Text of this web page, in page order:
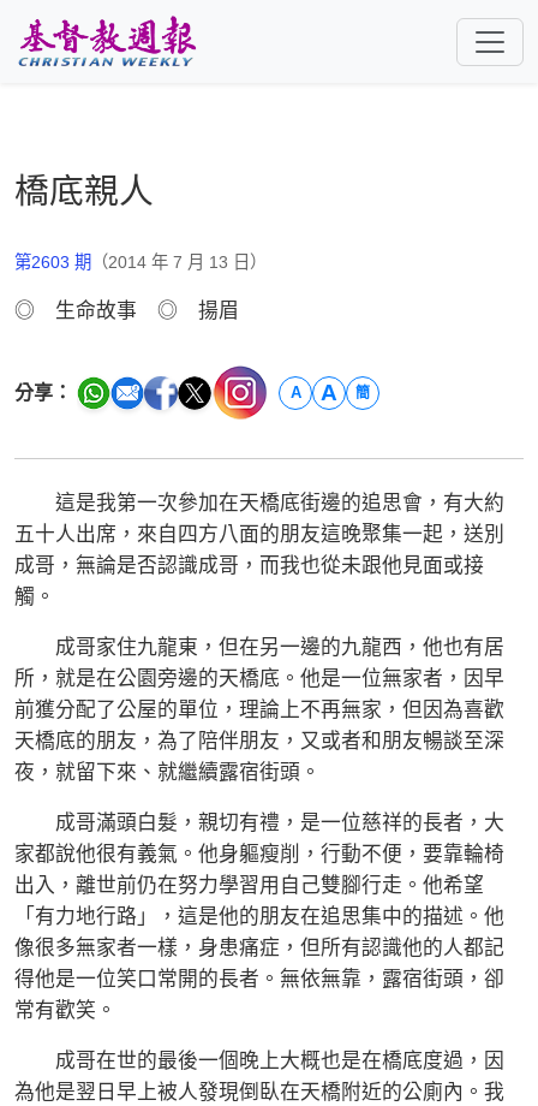
橋底親人
第2603 期 （2014 年 7 月 13 日）
◎ 生命故事 ◎ 揚眉
分享： A A 簡
這是我第一次參加在天橋底街邊的追思會，有大約
五十人出席，來自四方八面的朋友這晚聚集一起，送別
成哥，無論是否認識成哥，而我也從未跟他見面或接
觸。
成哥家住九龍東，但在另一邊的九龍西，他也有居
所，就是在公園旁邊的天橋底。他是一位無家者，因早
前獲分配了公屋的單位，理論上不再無家，但因為喜歡
天橋底的朋友，為了陪伴朋友，又或者和朋友暢談至深
夜，就留下來、就繼續露宿街頭。
成哥滿頭白髮，親切有禮，是一位慈祥的長者，大
家都說他很有義氣。他身軀瘦削，行動不便，要靠輪椅
出入，離世前仍在努力學習用自己雙腳行走。他希望
「有力地行路」，這是他的朋友在追思集中的描述。他
像很多無家者一樣，身患痛症，但所有認識他的人都記
得他是一位笑口常開的長者。無依無靠，露宿街頭，卻
常有歡笑。
成哥在世的最後一個晚上大概也是在橋底度過，因
為他是翌日早上被人發現倒臥在天橋附近的公廁內。我